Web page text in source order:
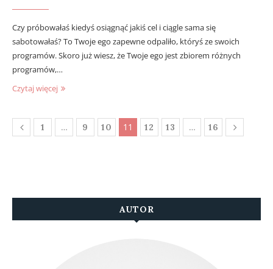
Czy próbowałaś kiedyś osiągnąć jakiś cel i ciągle sama się
sabotowałaś? To Twoje ego zapewne odpaliło, któryś ze swoich
programów. Skoro już wiesz, że Twoje ego jest zbiorem różnych
programów,…
Czytaj więcej
1 … 9 10 11 12 13 … 16
AUTOR